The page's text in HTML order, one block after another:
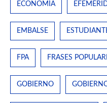
ECONOMÍA
EMBALSE
FPA FRASES
GOBIERNO